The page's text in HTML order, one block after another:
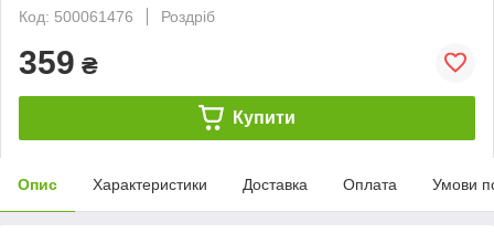
Код: 500061476
Роздріб
359 ₴
Купити
Опис Характеристики Доставка Оплата Умови